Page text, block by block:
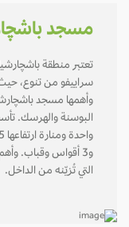
مسجد
تعتبر منطقة باشچارشيا،
سراييفو من تنوع، حيث
وأهمها مسجد باشچارشيا
و3 أقواس وقباب. وأهم
التي تُزيّنه من الداخل.